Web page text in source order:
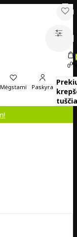
Mėgstami Paskyra
000